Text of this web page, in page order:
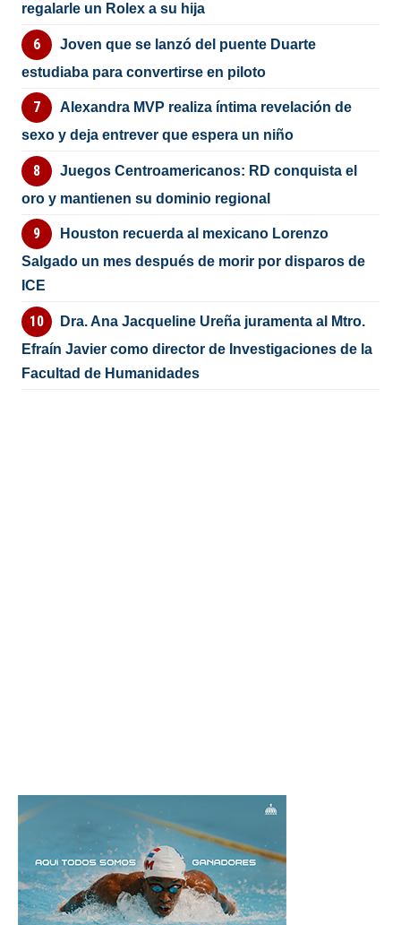
regalarle un Rolex a su hija
Joven que se lanzó del puente Duarte
estudiaba para convertirse en piloto
Alexandra MVP realiza íntima revelación de
sexo y deja entrever que espera un niño
Juegos Centroamericanos: RD conquista el
oro y mantienen su dominio regional
Houston recuerda al mexicano Lorenzo
Salgado un mes después de morir por disparos de
ICE
Dra. Ana Jacqueline Ureña juramenta al Mtro.
Efraín Javier como director de Investigaciones de la
Facultad de Humanidades